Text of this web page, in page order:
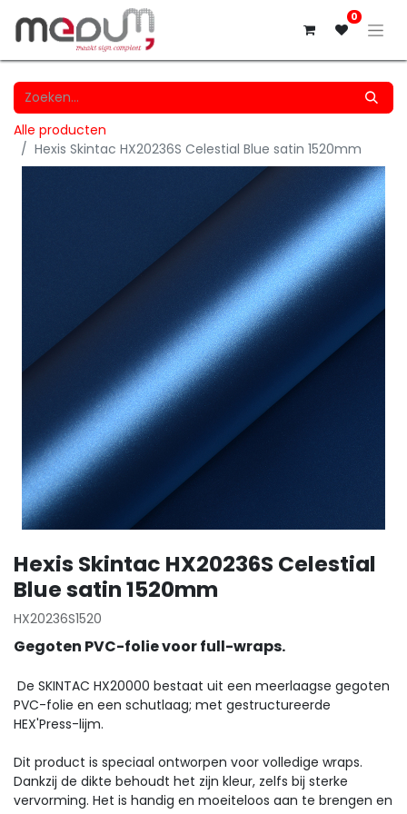
0
Alle producten
Hexis Skintac HX20236S Celestial Blue satin 1520mm
Hexis Skintac HX20236S Celestial
Blue satin 1520mm
HX20236S1520
Gegoten PVC-folie voor full-wraps.
De SKINTAC HX20000 bestaat uit een meerlaagse gegoten
PVC-folie en een schutlaag; met gestructureerde
HEX'Press-lijm.
Dit product is speciaal ontworpen voor volledige wraps.
Dankzij de dikte behoudt het zijn kleur, zelfs bij sterke
vervorming. Het is handig en moeiteloos aan te brengen en